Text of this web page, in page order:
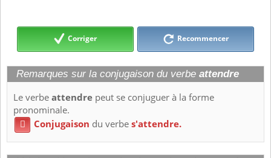
Corriger Recommencer
Remarques sur la conjugaison du verbe attendre
Le verbeattendre peut se conjuguer à la forme
pronominale.
 Conjugaison du verbes'attendre.